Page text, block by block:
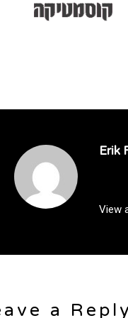
Erik
View
a Reply